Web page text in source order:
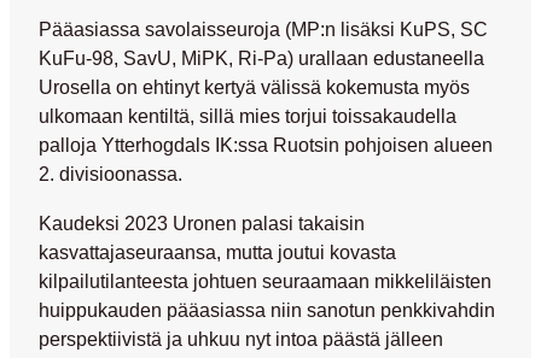
Pääasiassa savolaisseuroja (MP:n lisäksi KuPS, SC
KuFu-98, SavU, MiPK, Ri-Pa) urallaan edustaneella
Urosella on ehtinyt kertyä välissä kokemusta myös
ulkomaan kentiltä, sillä mies torjui toissakaudella
palloja Ytterhogdals IK:ssa Ruotsin pohjoisen alueen
2. divisioonassa.
Kaudeksi 2023 Uronen palasi takaisin
kasvattajaseuraansa, mutta joutui kovasta
kilpailutilanteesta johtuen seuraamaan mikkeliläisten
huippukauden pääasiassa niin sanotun penkkivahdin
perspektiivistä ja uhkuu nyt intoa päästä jälleen